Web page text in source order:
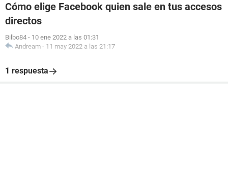
Cómo elige Facebook quien sale en tus accesos
directos
Bilbo84 - 10 ene 2022 a las 01:31
Andream - 11 may 2022 a las 21:17
1 respuesta